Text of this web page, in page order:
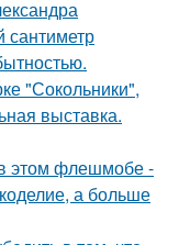
сантиметр
"Сокольники",
выставка.
этом флешмобе -
а больше